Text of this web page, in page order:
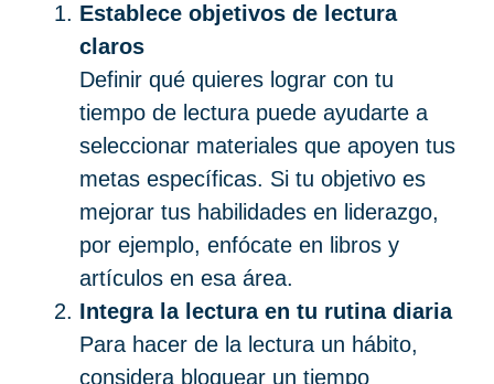
Establece objetivos de lectura
claros
Definir qué quieres lograr con tu
tiempo de lectura puede ayudarte a
seleccionar materiales que apoyen tus
metas específicas. Si tu objetivo es
mejorar tus habilidades en liderazgo,
por ejemplo, enfócate en libros y
artículos en esa área.
Integra la lectura en tu rutina diaria
Para hacer de la lectura un hábito,
considera bloquear un tiempo